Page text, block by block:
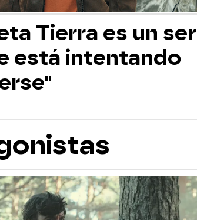
Tierra es un ser
está intentando